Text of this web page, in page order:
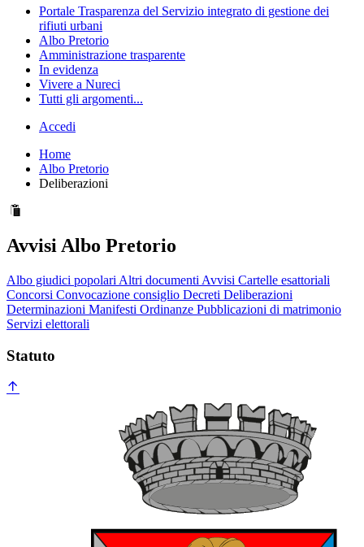
Portale Trasparenza del Servizio integrato di gestione dei
rifiuti urbani
Albo Pretorio
Amministrazione trasparente
In evidenza
Vivere a Nureci
Tutti gli argomenti...
Accedi
Home
Albo Pretorio
Deliberazioni
Avvisi Albo Pretorio
Albo giudici popolari Altri documenti Avvisi Cartelle esattoriali
Concorsi Convocazione consiglio Decreti Deliberazioni
Determinazioni Manifesti Ordinanze Pubblicazioni di matrimonio
Servizi elettorali
Statuto